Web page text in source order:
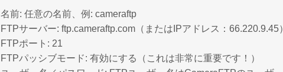
名前: 任意の名前、例: cameraftp
FTPサーバー: ftp.cameraftp.com（またはIPアドレス：66.220.9.45）
FTPポート: 21
FTPパッシブモード: 有効にする（これは非常に重要です！）